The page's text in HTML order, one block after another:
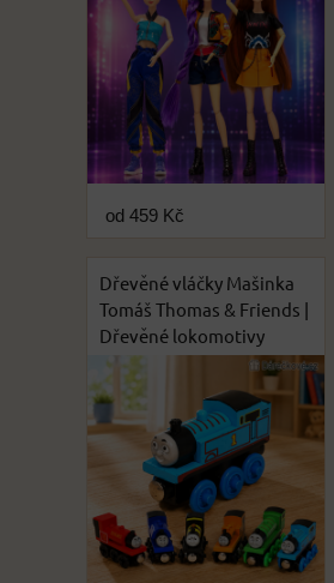
od 459 Kč
Dřevěné vláčky Mašinka
Tomáš Thomas & Friends |
Dřevěné lokomotivy